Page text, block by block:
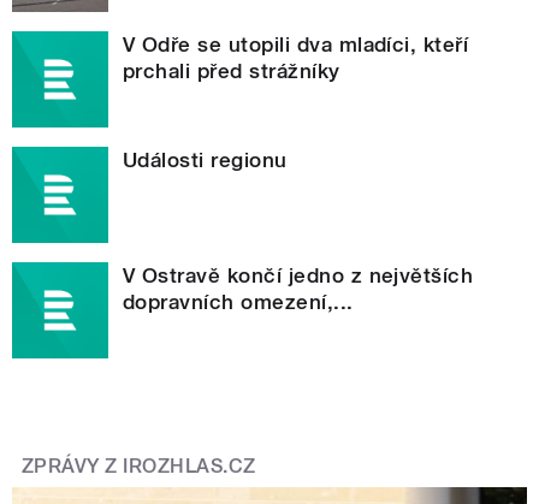
V Odře se utopili dva mladíci, kteří
prchali před strážníky
Události regionu
V Ostravě končí jedno z největších
dopravních omezení,...
ZPRÁVY Z IROZHLAS.CZ